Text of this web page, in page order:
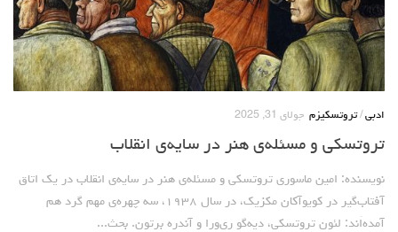
سوسیالیسم
امپریالیسم
اتحاد مارکسیست ها
هسته کارگران پيشتاز سوسياليست (خوزستان)
ادبی /تروتسکیزم جولای 31, 2025
تروتسکی و مسئله‌ی هنر در سایه‌ی انقلاب
نویسنده: امین ماسوری تروتسکی و مسئله‌ی هنر در سایه‌ی انقلاب در یک اتاق
آفتاب‌گیر در کویوآکان مکزیک، در سال ۱۹۳۸، سه چهره‌ی مهم گرد هم
آمده‌اَند: لئون تروتسکی، دیه‌گو ری‌ورا و آندره برتون. بحث...